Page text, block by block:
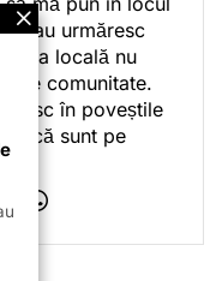
sau urmăresc
locală nu
comunitate.
în poveștile
că sunt pe